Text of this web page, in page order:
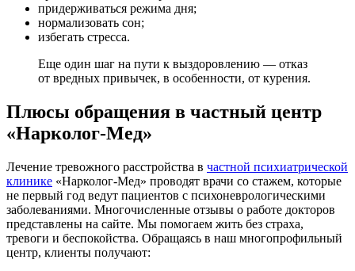
придерживаться режима дня;
нормализовать сон;
избегать стресса.
Еще один шаг на пути к выздоровлению — отказ
от вредных привычек, в особенности, от курения.
Плюсы обращения в частный центр
«Нарколог-Мед»
Лечение тревожного расстройства в частной психиатрической
клинике «Нарколог-Мед» проводят врачи со стажем, которые
не первый год ведут пациентов с психоневрологическими
заболеваниями. Многочисленные отзывы о работе докторов
представлены на сайте. Мы помогаем жить без страха,
тревоги и беспокойства. Обращаясь в наш многопрофильный
центр, клиенты получают: